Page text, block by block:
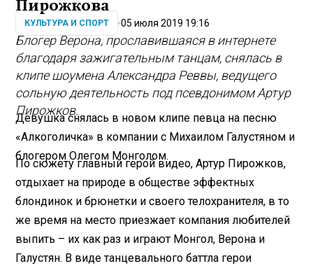
Пирожкова
КУЛЬТУРА И СПОРТ 05 июля 2019 19:16
Блогер Верона, прославившаяся в интернете
благодаря зажигательным танцам, снялась в
клипе шоумена Александра Реввы, ведущего
сольную деятельность под псевдонимом Артур
Пирожков.
Девушка снялась в новом клипе певца на песню
«Алкоголичка» в компании с Михаилом Галустяном и
блогером Олегом Монголом.
По сюжету главный герой видео, Артур Пирожков,
отдыхает на природе в обществе эффектных
блондинок и брюнетки и своего телохранителя, в то
же время на место приезжает компания любителей
выпить – их как раз и играют Монгол, Верона и
Галустян. В виде танцевального баттла герои